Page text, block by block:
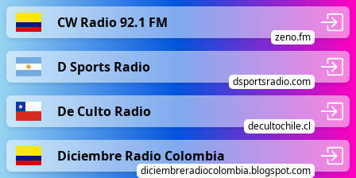
CW Radio 92.1 FM
zeno.fm
D Sports Radio
dsportsradio.com
De Culto Radio
decultochile.cl
Diciembre Radio Colombia
diciembreradiocolombia.blogspot.com